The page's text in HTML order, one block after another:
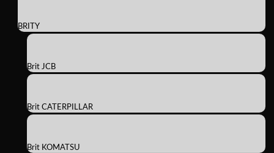
BRITY
Brit JCB
Brit CATERPILLAR
Brit KOMATSU